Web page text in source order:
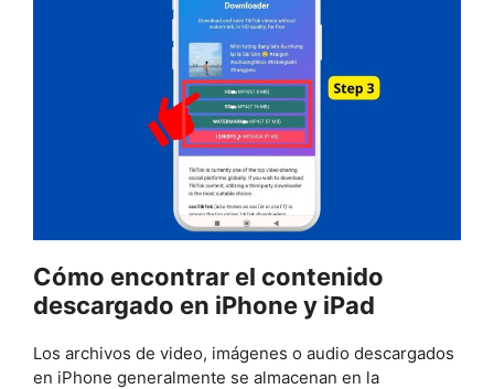
Cómo encontrar el contenido
descargado en iPhone y iPad
Los archivos de video, imágenes o audio descargados
en iPhone generalmente se almacenan en la